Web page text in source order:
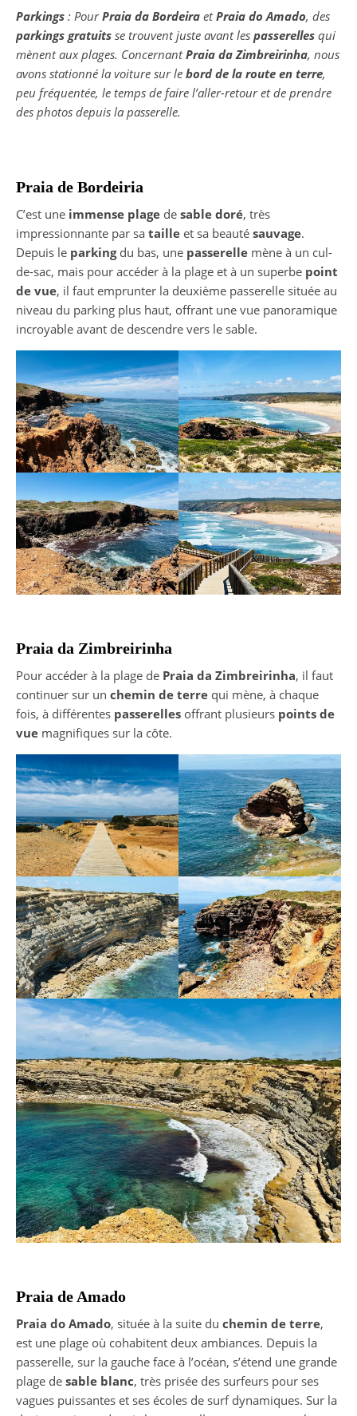
Parkings : PourPraia da Bordeira etPraia do Amado, des
parkings gratuits se trouvent juste avant les passerelles qui
mènent aux plages. ConcernantPraia da Zimbreirinha, nous
avons stationné la voiture sur le bord de la route en terre,
peu fréquentée, le temps de faire l’aller-retour et de prendre
des photos depuis la passerelle.
Praia de Bordeiria
C’est une immense plage de sable doré, très
impressionnante par sa taille et sa beauté sauvage.
Depuis le parkingdu bas, une passerelle mène à un cul-
de-sac, mais pour accéder à la plage et à un superbe point
de vue, il faut emprunter la deuxième passerelle située au
niveau du parking plus haut, offrant une vue panoramique
incroyable avant de descendre vers le sable.
Praia da Zimbreirinha
Pour accéder à la plage de Praia da Zimbreirinha, il faut
continuer sur un chemin de terre qui mène, à chaque
fois, à différentes passerelles offrant plusieurs points de
vue magnifiques sur la côte.
Praia de Amado
Praia do Amado, située à la suite du chemin de terre,
est une plage où cohabitent deux ambiances. Depuis la
passerelle, sur la gauche face à l’océan, s’étend une grande
plage de sable blanc, très prisée des surfeurs pour ses
vagues puissantes et ses écoles de surf dynamiques. Sur la